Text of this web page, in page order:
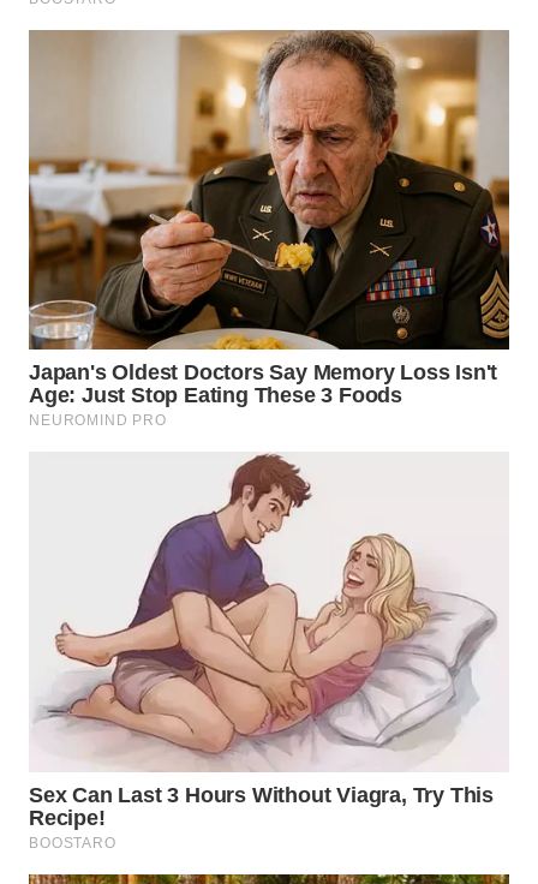
WN
LABUHANBATU
WN
TAPANULI
TENGAH
WN DELI
SERDANG
PAKPAK
WN
KARAWANG
WN
BEKASI
WN